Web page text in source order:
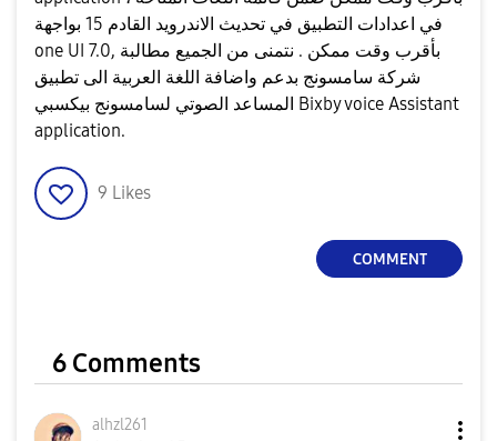
في اعدادات التطبيق في تحديث الاندرويد القادم 15 بواجهة
one UI 7.0, بأقرب وقت ممكن . نتمنى من الجميع مطالبة
شركة سامسونج بدعم واضافة اللغة العربية الى تطبيق
المساعد الصوتي لسامسونج بيكسبي Bixby voice Assistant
application.
9 Likes
COMMENT
6 Comments
alhzl261